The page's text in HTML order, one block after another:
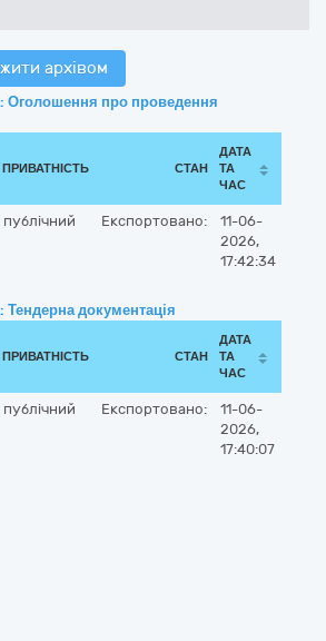
архівом
Оголошення про проведення
ПРИВАТНІСТЬ СТАН
ДАТА
ТА
ЧАС
публічний Експортовано:
11-06-
2026,
17:42:34
Тендерна документація
ПРИВАТНІСТЬ СТАН
ДАТА
ТА
ЧАС
публічний Експортовано:
11-06-
2026,
17:40:07